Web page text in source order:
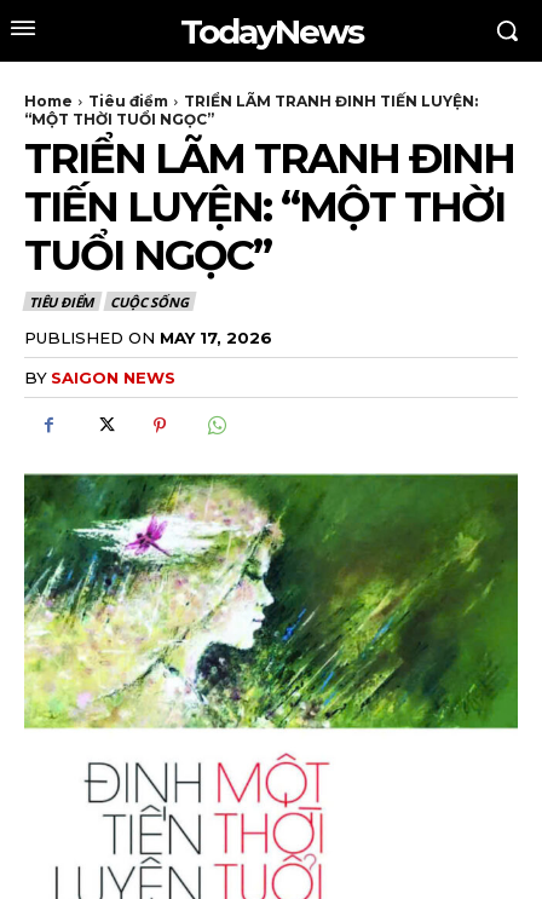
TodayNews
Home Tiêu điểm
TRIỂN LÃM TRANH ĐINH TIẾN LUYỆN:
“MỘT THỜI TUỔI NGỌC”
TRIỂN LÃM TRANH ĐINH
TIẾN LUYỆN: “MỘT THỜI
TUỔI NGỌC”
TIÊU ĐIỂM CUỘC SỐNG
PUBLISHED ON MAY 17, 2026
BY SAIGON NEWS